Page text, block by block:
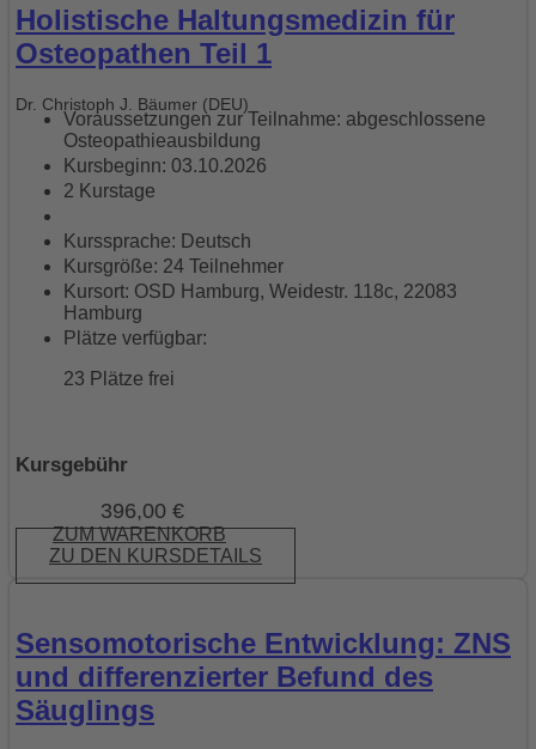
Holistische Haltungsmedizin für
Osteopathen Teil 1
Dr. Christoph J. Bäumer (DEU)
Voraussetzungen zur Teilnahme: abgeschlossene
Osteopathieausbildung
Kursbeginn: 03.10.2026
2 Kurstage
Kurssprache: Deutsch
Kursgröße: 24 Teilnehmer
Kursort: OSD Hamburg, Weidestr. 118c, 22083
Hamburg
Plätze verfügbar:
23 Plätze frei
Kursgebühr
396,00 €
ZUM WARENKORB
ZU DEN KURSDETAILS
Sensomotorische Entwicklung: ZNS
und differenzierter Befund des
Säuglings